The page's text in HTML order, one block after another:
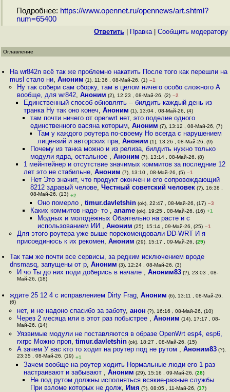
Подробнее: https://www.opennet.ru/opennews/art.shtml?
num=65400
Ответить Правка| Cообщить модератору
Оглавление
На wr842n всё так же проблемно накатить После того как перешли на
musl стало ни,Аноним (1), 11:36 , 08-Май-26, (1) –1
Ну так собери сам сборку, там в целом ничего особо сложного А
вообще, для wr842, Аноним (2), 12:23 , 08-Май-26, (2) –2
Единственный способ обновлять -- билдить каждый день из
транка Ну так оно конеч, Аноним (1), 13:04 , 08-Май-26, (4)
там почти ничего от openwrt нет, это поделие одного
единственного васяна которым,Аноним (7), 13:12 , 08-Май-26, (7)
Там у каждого роутера по-своему Но всегда с нарушением
лицензий и авторских пра, Аноним (1), 13:26 , 08-Май-26, (9)
Почему из танка можно и из релиза, билдить нужно только
модули ядра, остальное ,Аноним (7), 13:14 , 08-Май-26, (8)
1 мейнтейнер и отсутствие значимых коммитов за последние 12
лет это не стабильне, Аноним (7), 13:10 , 08-Май-26, (5) –1
Нет Это значит, что продукт окончен и его сопровождающий
8212 здравый челове,Честный советский человек (?), 16:38 ,
08-Май-26, (13) +2
Оно померло , timur.davletshin(ok), 22:47 , 08-Май-26, (17) –3
Каких коммитов надо- то ,aname (ok), 19:25 , 08-Май-26, (16) +1
Модных и молодёжных Обаятельно на расте и с
использованием ИИ , Аноним (25), 15:14 , 09-Май-26, (25) –1
Для этого роутера уже выше порекомендовали DD-WRT И я
присоединюсь к их рекомен, Аноним (29), 15:17 , 09-Май-26, (29)
Так там же почти все сервисы, за редким исключением вроде
dnsmasq, запущены от р,Аноним (3), 12:24 , 08-Май-26, (3)
И чо Ты до них поди доберись в начале , Аноним83(?), 23:03 , 08-
Май-26, (18)
ждите 25 12 4 с исправлением Dirty Frag,Аноним (6), 13:11 , 08-Май-26,
(6)
нет, и не надоно спасибо за заботу, анон (?), 16:16 , 08-Май-26, (10)
Через 2 месяца или в этот раз побыстрее , Аноним (14), 17:17 , 08-
Май-26, (14)
Уязвимые модули не поставляются в образе OpenWrt esp4, esp6,
rxrpc Можно проп, timur.davletshin(ok), 18:27 , 08-Май-26, (15)
А зачем У вас кто то ходит на роутер под не рутом , Аноним83(?),
23:35 , 08-Май-26, (19) +1
Зачем вообще на роутер ходить Нормальные люди его 1 раз
настраивают и забывают , Аноним (29), 15:16 , 09-Май-26, (28)
Не под рутом должны исполняться всякие-разные службы
При взломе которых не долж, Имя (?), 08:05 , 11-Май-26, (37)